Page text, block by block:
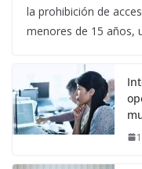
la prohibición de
menores de 15 años,